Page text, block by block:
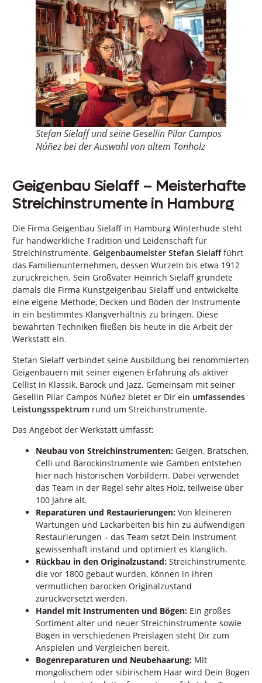
Stefan Sielaff und seine Gesellin Pilar Campos
Núñez bei der Auswahl von altem Tonholz
Geigenbau Sielaff – Meisterhafte
Streichinstrumente in Hamburg
Die Firma Geigenbau Sielaff in Hamburg Winterhude steht
für handwerkliche Tradition und Leidenschaft für
Streichinstrumente. Geigenbaumeister Stefan Sielaffführt
das Familienunternehmen, dessen Wurzeln bis etwa 1912
zurückreichen. Sein Großvater Heinrich Sielaff gründete
damals die Firma Kunstgeigenbau Sielaff und entwickelte
eine eigene Methode, Decken und Böden der Instrumente
in ein bestimmtes Klangverhältnis zu bringen. Diese
bewährten Techniken fließen bis heute in die Arbeit der
Werkstatt ein.
Stefan Sielaff verbindet seine Ausbildung bei renommierten
Geigenbauern mit seiner eigenen Erfahrung als aktiver
Cellist in Klassik, Barock und Jazz. Gemeinsam mit seiner
Gesellin Pilar Campos Núñez bietet er Dir ein umfassendes
Leistungsspektrum rund um Streichinstrumente.
Das Angebot der Werkstatt umfasst:
Neubau von Streichinstrumenten: Geigen, Bratschen,
Celli und Barockinstrumente wie Gamben entstehen
hier nach historischen Vorbildern. Dabei verwendet
das Team in der Regel sehr altes Holz, teilweise über
100 Jahre alt.
Reparaturen und Restaurierungen: Von kleineren
Wartungen und Lackarbeiten bis hin zu aufwendigen
Restaurierungen – das Team setzt Dein Instrument
gewissenhaft instand und optimiert es klanglich.
Rückbau in den Originalzustand: Streichinstrumente,
die vor 1800 gebaut wurden, können in ihren
vermutlichen barocken Originalzustand
zurückversetzt werden.
Handel mit Instrumenten und Bögen: Ein großes
Sortiment alter und neuer Streichinstrumente sowie
Bögen in verschiedenen Preislagen steht Dir zum
Anspielen und Vergleichen bereit.
Bogenreparaturen und Neubehaarung: Mit
mongolischem oder sibirischem Haar wird Dein Bogen